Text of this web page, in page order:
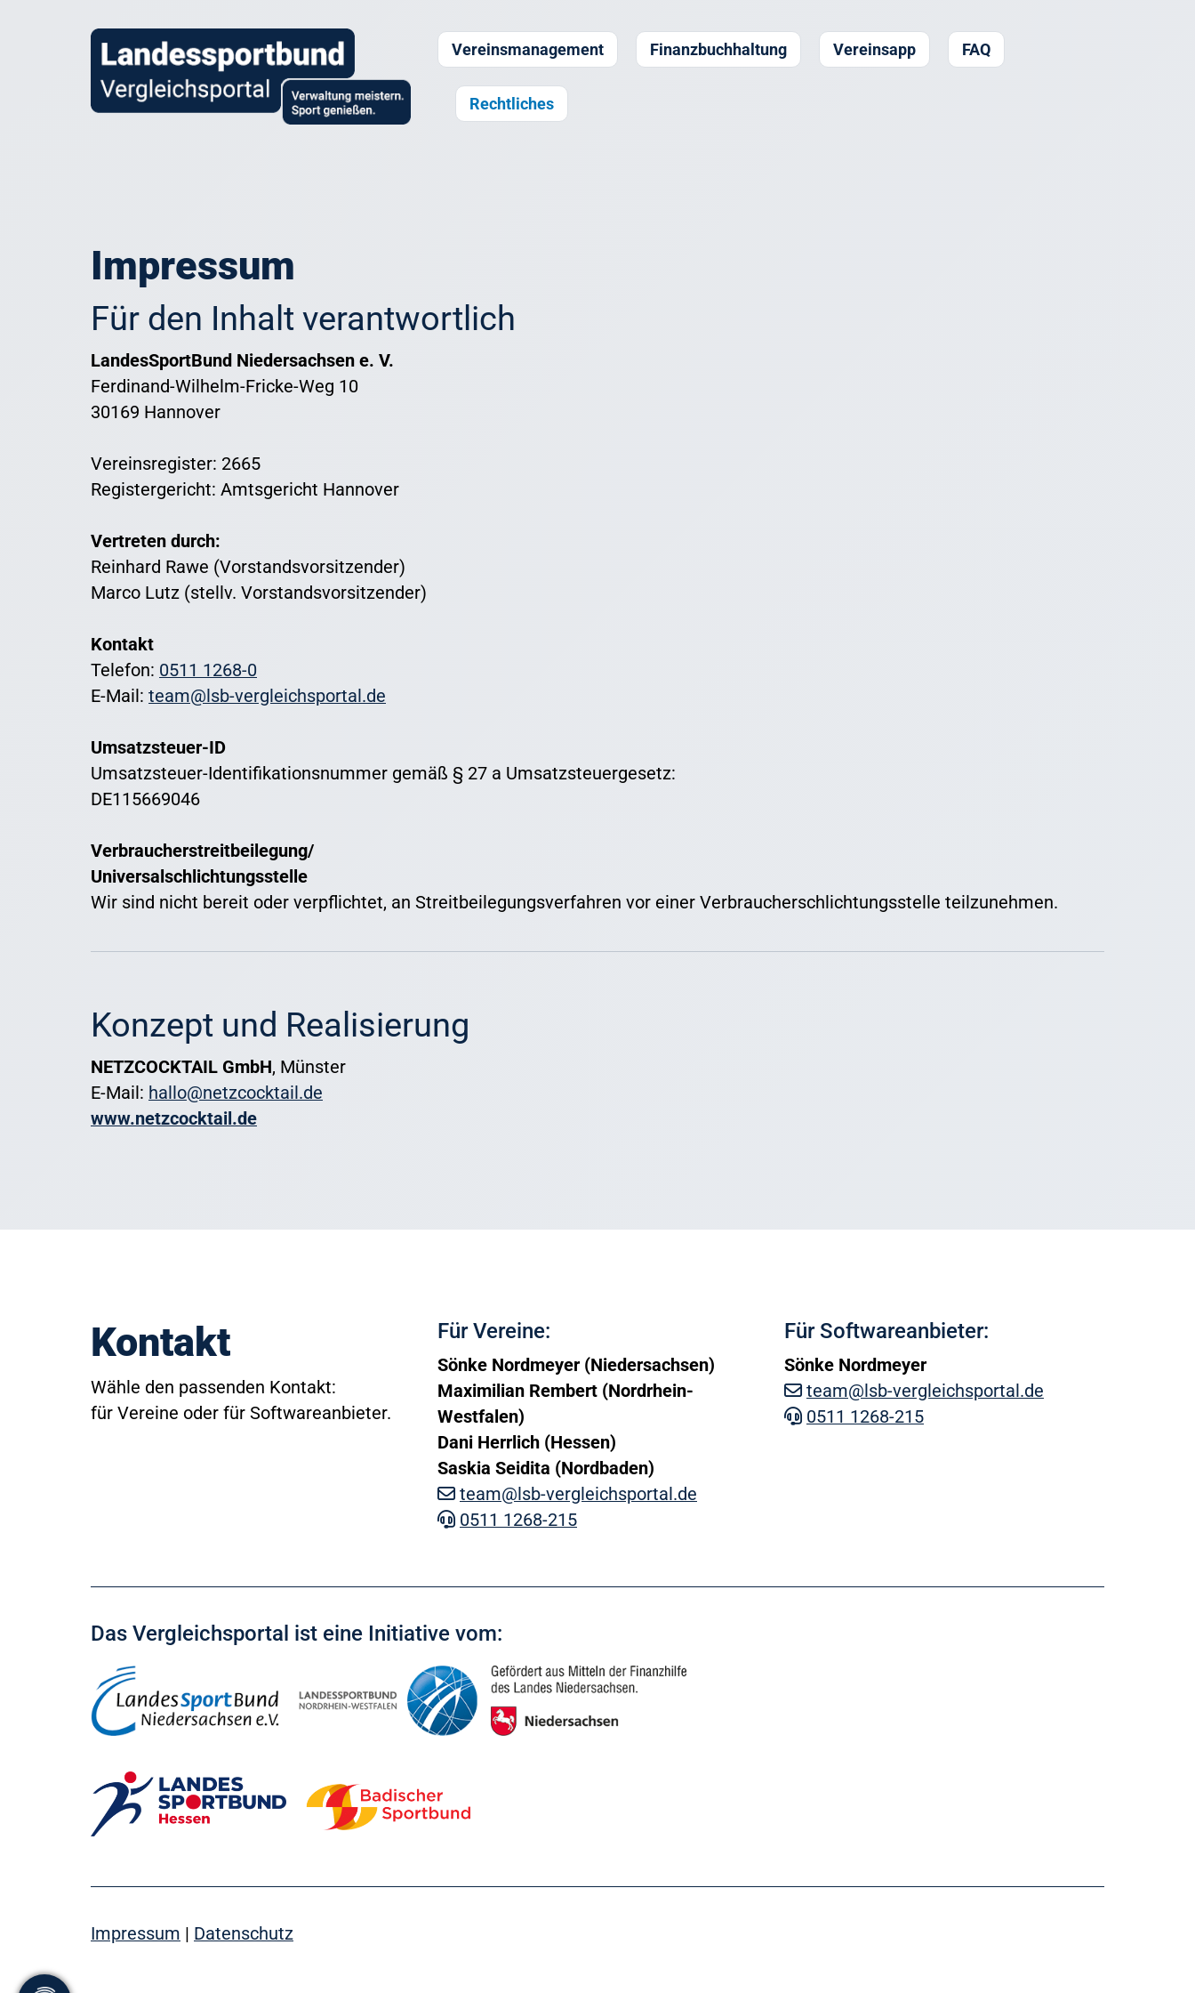
Vereinsmanagement Finanzbuchhaltung Vereinsapp FAQ
Rechtliches
Impressum
Für den Inhalt verantwortlich
LandesSportBund Niedersachsen e. V.
Ferdinand-Wilhelm-Fricke-Weg 10
30169 Hannover
Vereinsregister: 2665
Registergericht: Amtsgericht Hannover
Vertreten durch:
Reinhard Rawe (Vorstandsvorsitzender)
Marco Lutz (stellv. Vorstandsvorsitzender)
Kontakt
Telefon: 0511 1268-0
E-Mail: team@lsb-vergleichsportal.de
Umsatzsteuer-ID
Umsatzsteuer-Identifikationsnummer gemäß § 27 a Umsatzsteuergesetz:
DE115669046
Verbraucher­streit­beilegung/
Universal­schlichtungs­stelle
Wir sind nicht bereit oder verpflichtet, an Streitbeilegungsverfahren vor einer Verbraucherschlichtungsstelle teilzunehmen.
Konzept und Realisierung
NETZCOCKTAIL GmbH, Münster
E-Mail: hallo@netzcocktail.de
www.netzcocktail.de
Kontakt
Wähle den passenden Kontakt:
für Vereine oder für Softwareanbieter.
Für Vereine:
Sönke Nordmeyer (Niedersachsen)
Maximilian Rembert (Nordrhein-
Westfalen)
Dani Herrlich (Hessen)
Saskia Seidita (Nordbaden)
team@lsb-vergleichsportal.de
0511 1268-215
Für Softwareanbieter:
Sönke Nordmeyer
team@lsb-vergleichsportal.de
0511 1268-215
Das Vergleichsportal ist eine Initiative vom:
Impressum | Datenschutz